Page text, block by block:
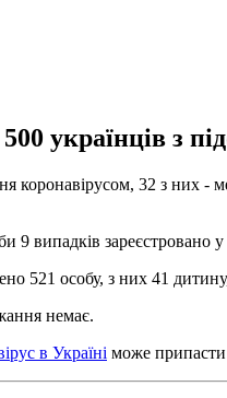
українців з
коронавірусом, 32 з них -
9 випадків
521 особу, з них 41
немає.
в Україні може припасти